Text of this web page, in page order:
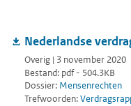
Nederlandse
Overig | 3 november 2020
Bestand: pdf - 504.3KB
Dossier: Mensenrechten
Trefwoorden: